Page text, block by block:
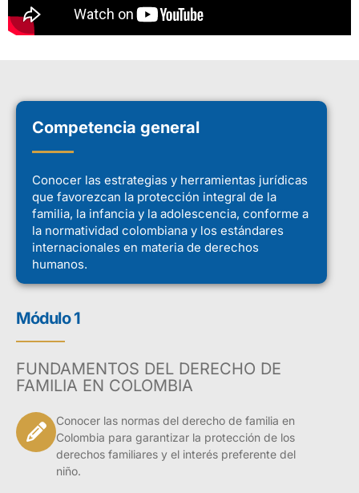
Competencia general
Conocer las estrategias y herramientas jurídicas
que favorezcan la protección integral de la
familia, la infancia y la adolescencia, conforme a
la normatividad colombiana y los estándares
internacionales en materia de derechos
humanos.
Módulo 1
FUNDAMENTOS DEL DERECHO DE
FAMILIA EN COLOMBIA
Conocer las normas del derecho de familia en
Colombia para garantizar la protección de los
derechos familiares y el interés preferente del
niño.